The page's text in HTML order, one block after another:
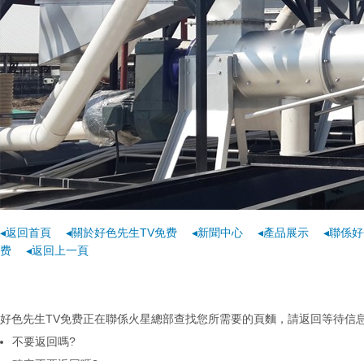
◂返回首頁 ◂關於好色先生TV免费 ◂新聞中心 ◂產品展示
◂聯係
费
◂返回上一頁
好色先生TV免费正在聯係火星總部查找您所需要的頁麵，請返回等待信
不要返回嗎?